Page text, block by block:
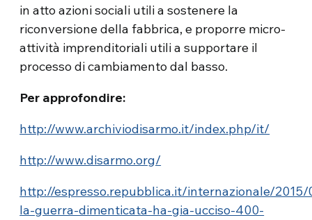
in atto azioni sociali utili a sostenere la
riconversione della fabbrica, e proporre micro-
attività imprenditoriali utili a supportare il
processo di cambiamento dal basso.
Per approfondire:
http://www.archiviodisarmo.it/index.php/it/
http://www.disarmo.org/
http://espresso.repubblica.it/internazionale/
la-guerra-dimenticata-ha-gia-ucciso-400-